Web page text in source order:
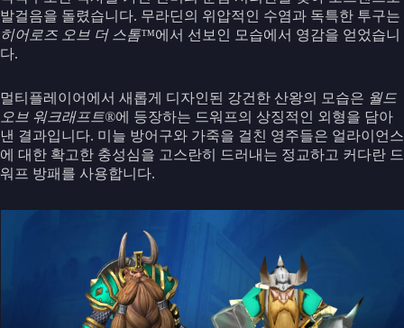
발걸음을 돌렸습니다. 무라딘의 위압적인 수염과 독특한 투구는
히어로즈 오브 더 스톰™에서 선보인 모습에서 영감을 얻었습니
다.
멀티플레이어에서 새롭게 디자인된 강건한 산왕의 모습은 월드
오브 워크래프트®에 등장하는 드워프의 상징적인 외형을 담아
낸 결과입니다. 미늘 방어구와 가죽을 걸친 영주들은 얼라이언스
에 대한 확고한 충성심을 고스란히 드러내는 정교하고 커다란 드
워프 방패를 사용합니다.